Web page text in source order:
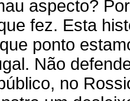
aspecto?
fez. Esta
ponto
Não
no